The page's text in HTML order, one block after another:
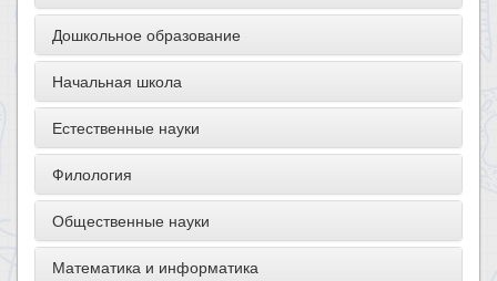
Дошкольное образование
Начальная школа
Естественные науки
Филология
Общественные науки
Математика и информатика